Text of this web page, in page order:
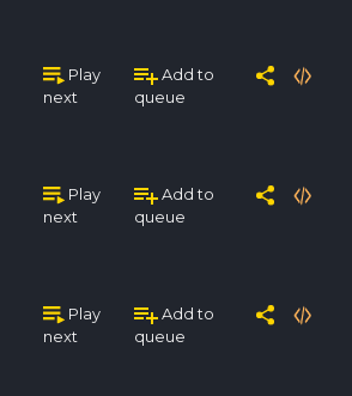
Play
next
Add to
queue
Play
next
Add to
queue
Play
next
Add to
queue